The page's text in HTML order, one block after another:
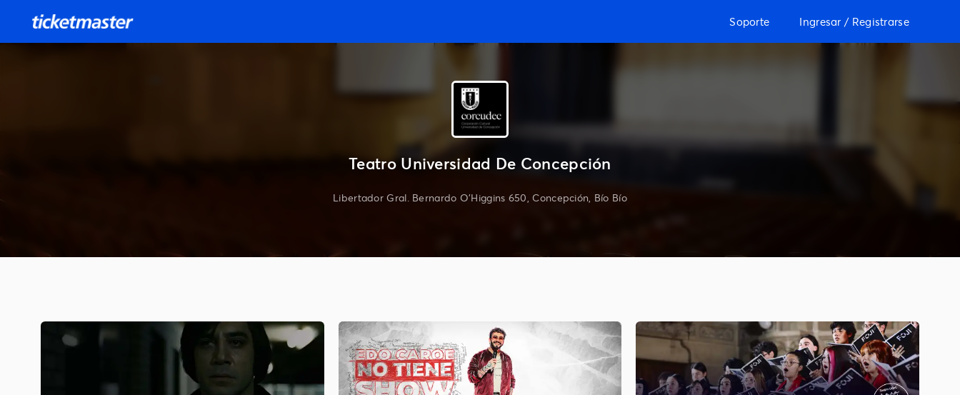
Soporte Ingresar / Registrarse
Teatro Universidad De Concepción
Libertador Gral. Bernardo O'Higgins 650, Concepción, Bío Bío